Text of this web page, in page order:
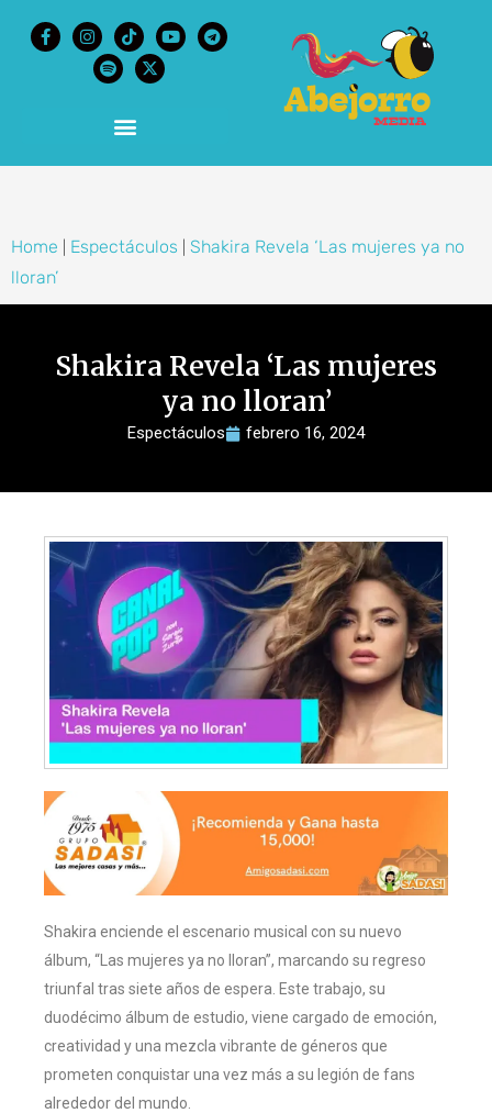
Home Espectáculos
Shakira Revela ‘Las mujeres ya no
lloran’
Shakira Revela ‘Las mujeres
ya no lloran’
Espectáculos febrero 16, 2024
Shakira enciende el escenario musical con su nuevo
álbum, “Las mujeres ya no lloran”, marcando su regreso
triunfal tras siete años de espera. Este trabajo, su
duodécimo álbum de estudio, viene cargado de emoción,
creatividad y una mezcla vibrante de géneros que
prometen conquistar una vez más a su legión de fans
alrededor del mundo.